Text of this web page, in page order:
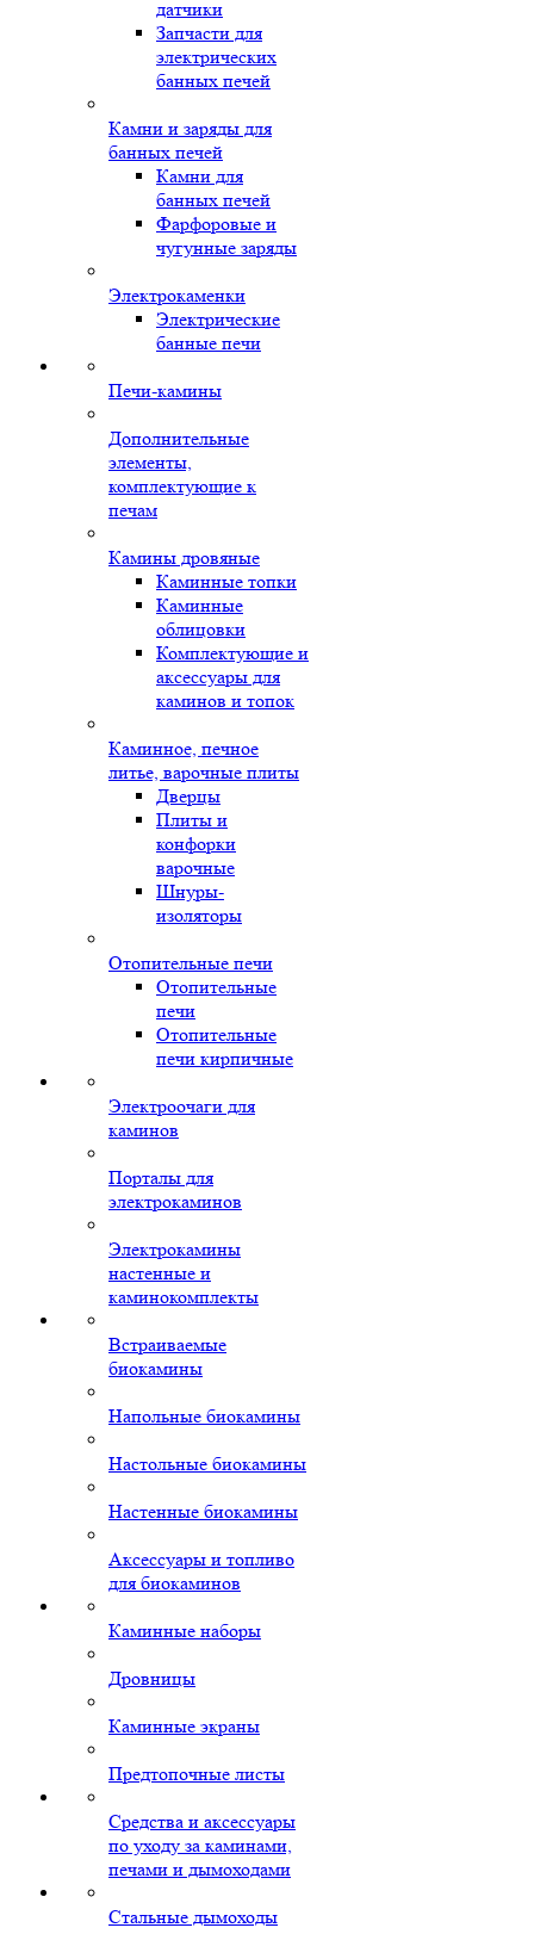
датчики
Запчасти для
электрических
банных печей
Камни и заряды для
банных печей
Камни для
банных печей
Фарфоровые и
чугунные заряды
Электрокаменки
Электрические
банные печи
Печи-камины
Дополнительные
элементы,
комплектующие к
печам
Камины дровяные
Каминные топки
Каминные
облицовки
Комплектующие и
аксессуары для
каминов и топок
Каминное, печное
литье, варочные плиты
Дверцы
Плиты и
конфорки
варочные
Шнуры-
изоляторы
Отопительные печи
Отопительные
печи
Отопительные
печи кирпичные
Электроочаги для
каминов
Порталы для
электрокаминов
Электрокамины
настенные и
каминокомплекты
Встраиваемые
биокамины
Напольные биокамины
Настольные биокамины
Настенные биокамины
Аксессуары и топливо
для биокаминов
Каминные наборы
Дровницы
Каминные экраны
Предтопочные листы
Средства и аксессуары
по уходу за каминами,
печами и дымоходами
Стальные дымоходы